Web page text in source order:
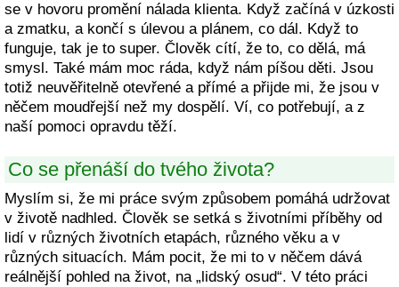
se v hovoru promění nálada klienta. Když začíná v úzkosti
a zmatku, a končí s úlevou a plánem, co dál. Když to
funguje, tak je to super. Člověk cítí, že to, co dělá, má
smysl. Také mám moc ráda, když nám píšou děti. Jsou
totiž neuvěřitelně otevřené a přímé a přijde mi, že jsou v
něčem moudřejší než my dospělí. Ví, co potřebují, a z
naší pomoci opravdu těží.
Co se přenáší do tvého života?
Myslím si, že mi práce svým způsobem pomáhá udržovat
v životě nadhled. Člověk se setká s životními příběhy od
lidí v různých životních etapách, různého věku a v
různých situacích. Mám pocit, že mi to v něčem dává
reálnější pohled na život, na „lidský osud“. V této práci